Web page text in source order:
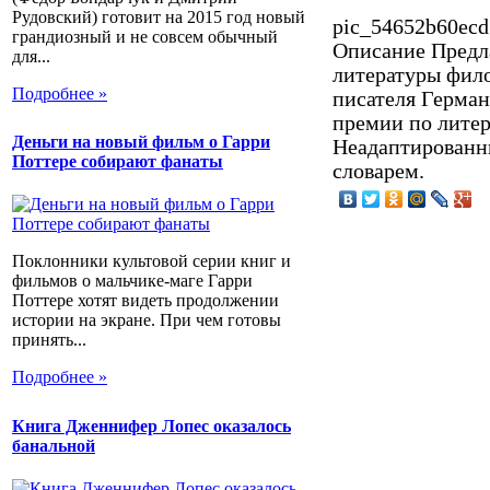
Рудовский) готовит на 2015 год новый
грандиозный и не совсем обычный
для...
Подробнее »
Деньги на новый фильм о Гарри
Поттере собирают фанаты
Поклонники культовой серии книг и
фильмов о мальчике-маге Гарри
Поттере хотят видеть продолжении
истории на экране. При чем готовы
принять...
Подробнее »
Книга Дженнифер Лопес оказалось
банальной
Описание
литературы
писателя
премии по
словарем.